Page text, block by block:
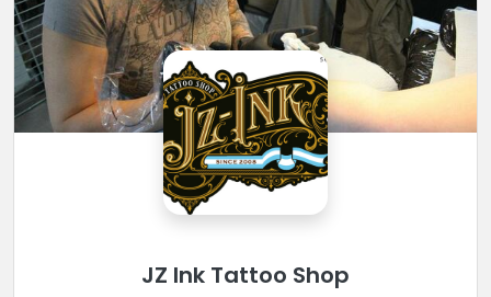
JZ Ink Tattoo Shop